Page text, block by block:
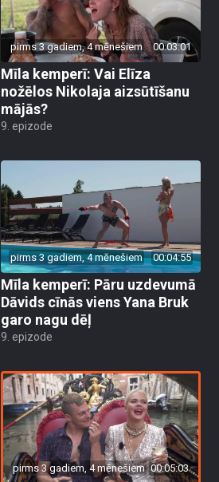
pirms 3 gadiem, 4 mēnešiem 00:03:01
Mīla kemperī: Vai Elīza
nožēlos Nikolaja aizsūtīšanu
mājās?
9. epizode
pirms 3 gadiem, 4 mēnešiem 00:04:55
Mīla kemperī: Pāru uzdevumā
Dāvids cīnās viens Yana Bruk
garo nagu dēļ
9. epizode
pirms 3 gadiem, 4 mēnešiem 00:05:03